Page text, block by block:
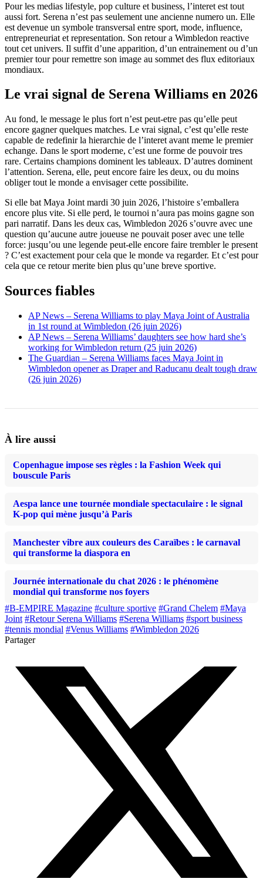
Pour les medias lifestyle, pop culture et business, l’interet est tout
aussi fort. Serena n’est pas seulement une ancienne numero un. Elle
est devenue un symbole transversal entre sport, mode, influence,
entrepreneuriat et representation. Son retour a Wimbledon reactive
tout cet univers. Il suffit d’une apparition, d’un entrainement ou d’un
premier tour pour remettre son image au sommet des flux editoriaux
mondiaux.
Le vrai signal de Serena Williams en 2026
Au fond, le message le plus fort n’est peut-etre pas qu’elle peut
encore gagner quelques matches. Le vrai signal, c’est qu’elle reste
capable de redefinir la hierarchie de l’interet avant meme le premier
echange. Dans le sport moderne, c’est une forme de pouvoir tres
rare. Certains champions dominent les tableaux. D’autres dominent
l’attention. Serena, elle, peut encore faire les deux, ou du moins
obliger tout le monde a envisager cette possibilite.
Si elle bat Maya Joint mardi 30 juin 2026, l’histoire s’emballera
encore plus vite. Si elle perd, le tournoi n’aura pas moins gagne son
pari narratif. Dans les deux cas, Wimbledon 2026 s’ouvre avec une
question qu’aucune autre joueuse ne pouvait poser avec une telle
force: jusqu’ou une legende peut-elle encore faire trembler le present
? C’est exactement pour cela que le monde va regarder. Et c’est pour
cela que ce retour merite bien plus qu’une breve sportive.
Sources fiables
AP News – Serena Williams to play Maya Joint of Australia
in 1st round at Wimbledon (26 juin 2026)
AP News – Serena Williams’ daughters see how hard she’s
working for Wimbledon return (25 juin 2026)
The Guardian – Serena Williams faces Maya Joint in
Wimbledon opener as Draper and Raducanu dealt tough draw
(26 juin 2026)
À lire aussi
Copenhague impose ses règles : la Fashion Week qui
bouscule Paris
Aespa lance une tournée mondiale spectaculaire : le signal
K-pop qui mène jusqu’à Paris
Manchester vibre aux couleurs des Caraïbes : le carnaval
qui transforme la diaspora en
Journée internationale du chat 2026 : le phénomène
mondial qui transforme nos foyers
#B-EMPIRE Magazine #culture sportive #Grand Chelem #Maya
Joint #Retour Serena Williams #Serena Williams #sport business
#tennis mondial #Venus Williams #Wimbledon 2026
Partager